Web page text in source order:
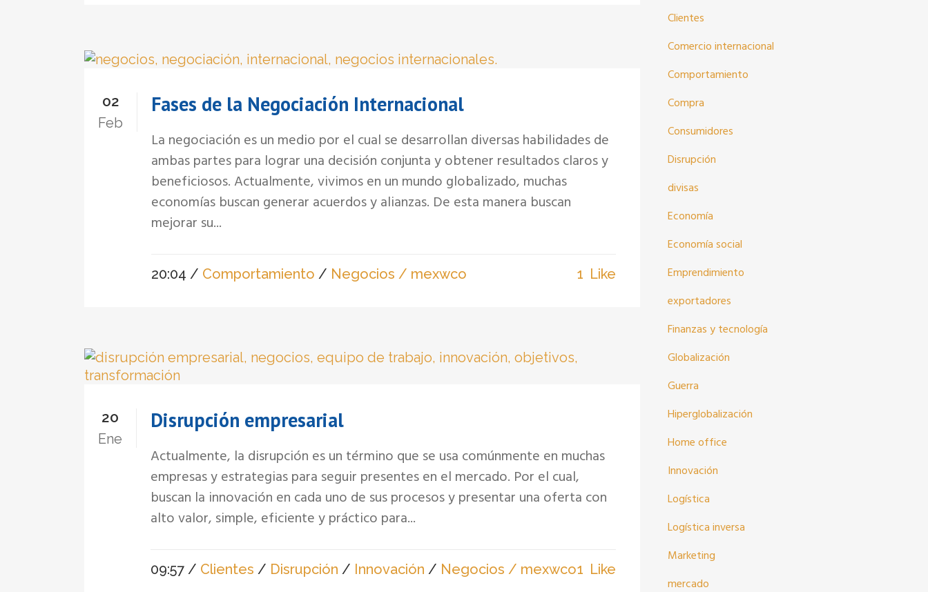
02
Feb
Fases de la Negociación Internacional
La negociación es un medio por el cual se desarrollan diversas habilidades de
ambas partes para lograr una decisión conjunta y obtener resultados claros y
beneficiosos. Actualmente, vivimos en un mundo globalizado, muchas
economías buscan generar acuerdos y alianzas. De esta manera buscan
mejorar su...
20:04 / Comportamiento / Negocios / mexwco 1 Like
20
Ene
Disrupción empresarial
Actualmente, la disrupción es un término que se usa comúnmente en muchas
empresas y estrategias para seguir presentes en el mercado. Por el cual,
buscan la innovación en cada uno de sus procesos y presentar una oferta con
alto valor, simple, eficiente y práctico para...
09:57 / Clientes / Disrupción / Innovación / Negocios / mexwco1 Like
Clientes
Comercio internacional
Comportamiento
Compra
Consumidores
Disrupción
divisas
Economía
Economía social
Emprendimiento
exportadores
Finanzas y tecnología
Globalización
Guerra
Hiperglobalización
Home office
Innovación
Logística
Logística inversa
Marketing
mercado